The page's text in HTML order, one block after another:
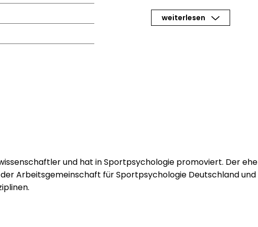
zu erzielen. Und weil
mussten sich Trainer,
weiterlesen
und hat in Sportpsychologie promoviert. Der
Arbeitsgemeinschaft für Sportpsychologie Deutschland